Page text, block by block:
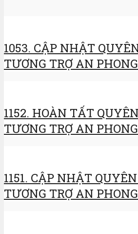
1053. CẬP NHẬT
TƯƠNG TRỢ AN
1152. HOÀN TẤT
TƯƠNG TRỢ AN
1151. CẬP NHẬT
TƯƠNG TRỢ AN